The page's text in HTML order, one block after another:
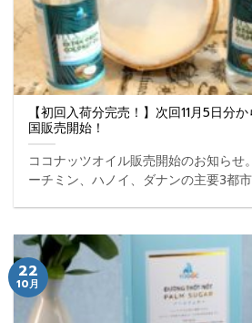
【初回入荷分完売！】次回11月5日分
国販売開始！
ココナッツオイル販売開始のお知らせ
ーチミン、ハノイ、ダナンの主要3都
22
10月